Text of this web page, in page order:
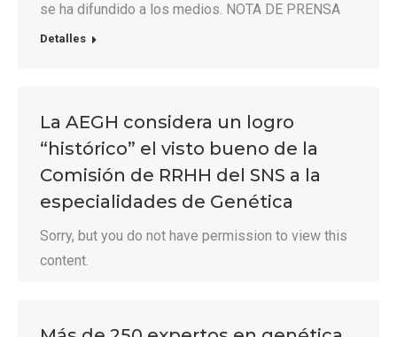
se ha difundido a los medios. NOTA DE PRENSA
Detalles
La AEGH considera un logro
“histórico” el visto bueno de la
Comisión de RRHH del SNS a la
especialidades de Genética
Sorry, but you do not have permission to view this
content.